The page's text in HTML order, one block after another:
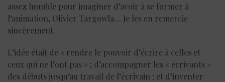
assez humble pour imaginer d’avoir à se former à
l’animation, Olivier Targowla… Je les en remercie
sincèrement.
L’idée était de « rendre le pouvoir d’écrire à celles et
ceux qui ne l’ont pas » ; d’accompagner les « écrivants »
des débuts jusqu’au travail de l’écrivain ; et d’inventer